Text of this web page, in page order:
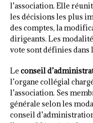
l’association. Elle
les décisions les plus
des comptes, la
dirigeants. Les
vote sont définies dans
Le conseil
l’organe collégial
l’association. Ses
générale selon les
conseil